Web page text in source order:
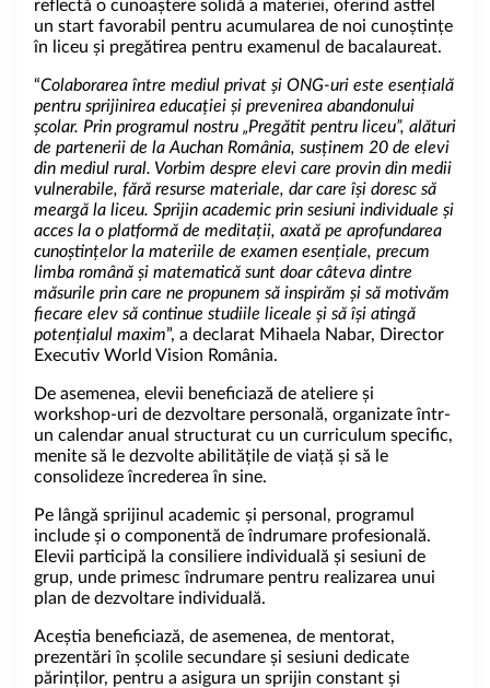
reflectă o cunoaștere solidă a materiei, oferind astfel
un start favorabil pentru acumularea de noi cunoștințe
în liceu și pregătirea pentru examenul de bacalaureat.
“Colaborarea între mediul privat și ONG-uri este esențială
pentru sprijinirea educației și prevenirea abandonului
școlar. Prin programul nostru „Pregătit pentru liceu”, alături
de partenerii de la Auchan România, susținem 20 de elevi
din mediul rural. Vorbim despre elevi care provin din medii
vulnerabile, fără resurse materiale, dar care își doresc să
meargă la liceu. Sprijin academic prin sesiuni individuale și
acces la o platformă de meditații, axată pe aprofundarea
cunoștințelor la materiile de examen esențiale, precum
limba română și matematică sunt doar câteva dintre
măsurile prin care ne propunem să inspirăm și să motivăm
fiecare elev să continue studiile liceale și să își atingă
potențialul maxim”, a declarat Mihaela Nabar, Director
Executiv World Vision România.
De asemenea, elevii beneficiază de ateliere și
workshop-uri de dezvoltare personală, organizate într-
un calendar anual structurat cu un curriculum specific,
menite să le dezvolte abilitățile de viață și să le
consolideze încrederea în sine.
Pe lângă sprijinul academic și personal, programul
include și o componentă de îndrumare profesională.
Elevii participă la consiliere individuală și sesiuni de
grup, unde primesc îndrumare pentru realizarea unui
plan de dezvoltare individuală.
Aceștia beneficiază, de asemenea, de mentorat,
prezentări în școlile secundare și sesiuni dedicate
părinților, pentru a asigura un sprijin constant și